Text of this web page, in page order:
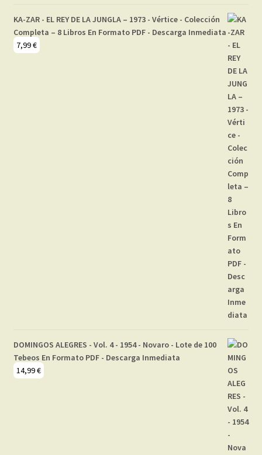
KA-ZAR - EL REY DE LA JUNGLA – 1973 - Vértice - Colección
Completa – 8 Libros En Formato PDF - Descarga Inmediata
7,99€
DOMINGOS ALEGRES - Vol. 4 - 1954 - Novaro - Lote de 100
Tebeos En Formato PDF - Descarga Inmediata
14,99€